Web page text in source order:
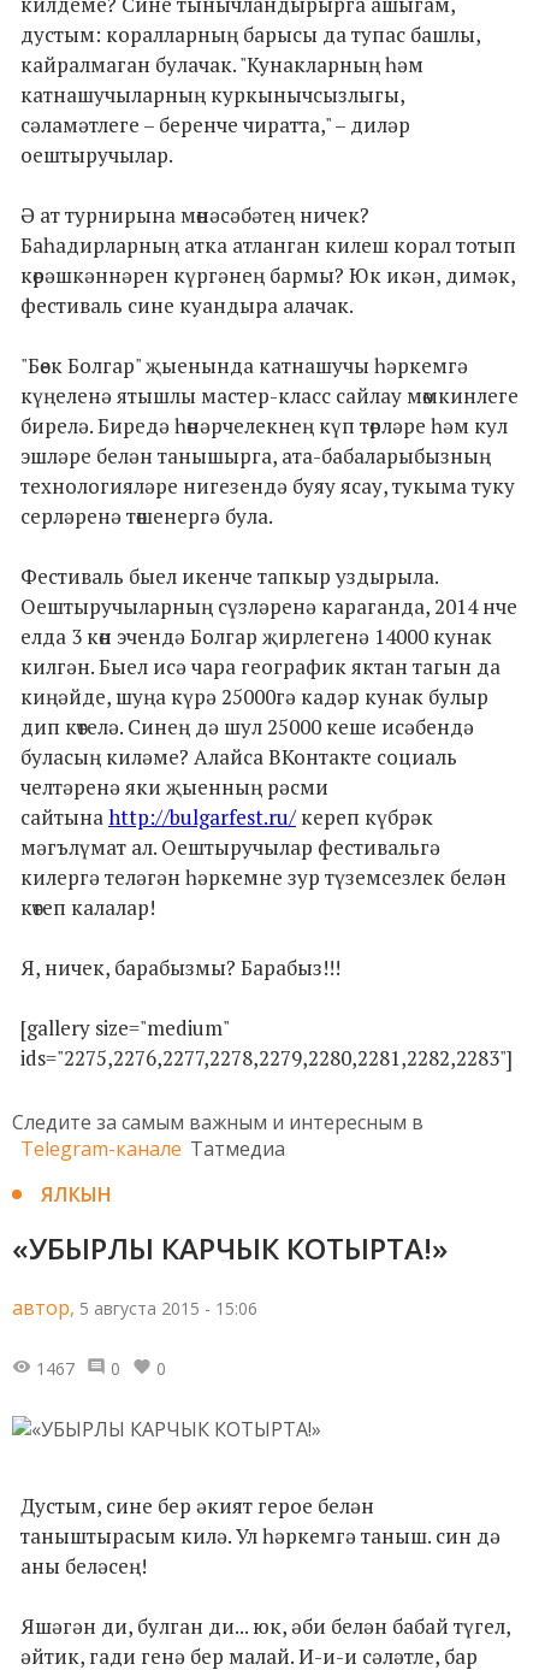
дустым: коралларның барысы да тупас башлы,
кайралмаган булачак. "Кунакларның һәм
катнашучыларның куркынычсызлыгы,
сәламәтлеге – беренче чиратта," – диләр
оештыручылар.
Ә ат турнирына мөнәсәбәтең ничек?
Баһадирларның атка атланган килеш корал тотып
көрәшкәннәрен күргәнең бармы? Юк икән, димәк,
фестиваль сине куандыра алачак.
"Бөек Болгар" җыенында катнашучы һәркемгә
күңеленә ятышлы мастер-класс сайлау мөмкинлеге
бирелә. Биредә һөнәрчелекнең күп төрләре һәм кул
эшләре белән танышырга, ата-бабаларыбызның
технологияләре нигезендә буяу ясау, тукыма туку
серләренә төшенергә була.
Фестиваль быел икенче тапкыр уздырыла.
Оештыручыларның сүзләренә караганда, 2014 нче
елда 3 көн эчендә Болгар җирлегенә 14000 кунак
килгән. Быел исә чара географик яктан тагын да
киңәйде, шуңа күрә 25000гә кадәр кунак булыр
дип көтелә. Синең дә шул 25000 кеше исәбендә
буласың киләме? Алайса ВКонтакте социаль
челтәренә яки җыенның рәсми
сайтынаhttp://bulgarfest.ru/ кереп күбрәк
мәгълүмат ал. Оештыручылар фестивальгә
килергә теләгән һәркемне зур түземсезлек белән
көтеп калалар!
Я, ничек, барабызмы? Барабыз!!!
[gallery size="medium"
ids="2275,2276,2277,2278,2279,2280,2281,2282,2283"]
Следите за самым важным и интересным в
Telegram-канале Татмедиа
ЯЛКЫН
«УБЫРЛЫ КАРЧЫК КОТЫРТА!»
автор, 5 августа 2015 - 15:06
1467 0 0
Дустым, сине бер әкият герое белән
таныштырасым килә. Ул һәркемгә таныш. син дә
аны беләсең!
Яшәгән ди, булган ди... юк, әби белән бабай түгел,
әйтик, гади генә бер малай. И-и-и сәләтле, бар